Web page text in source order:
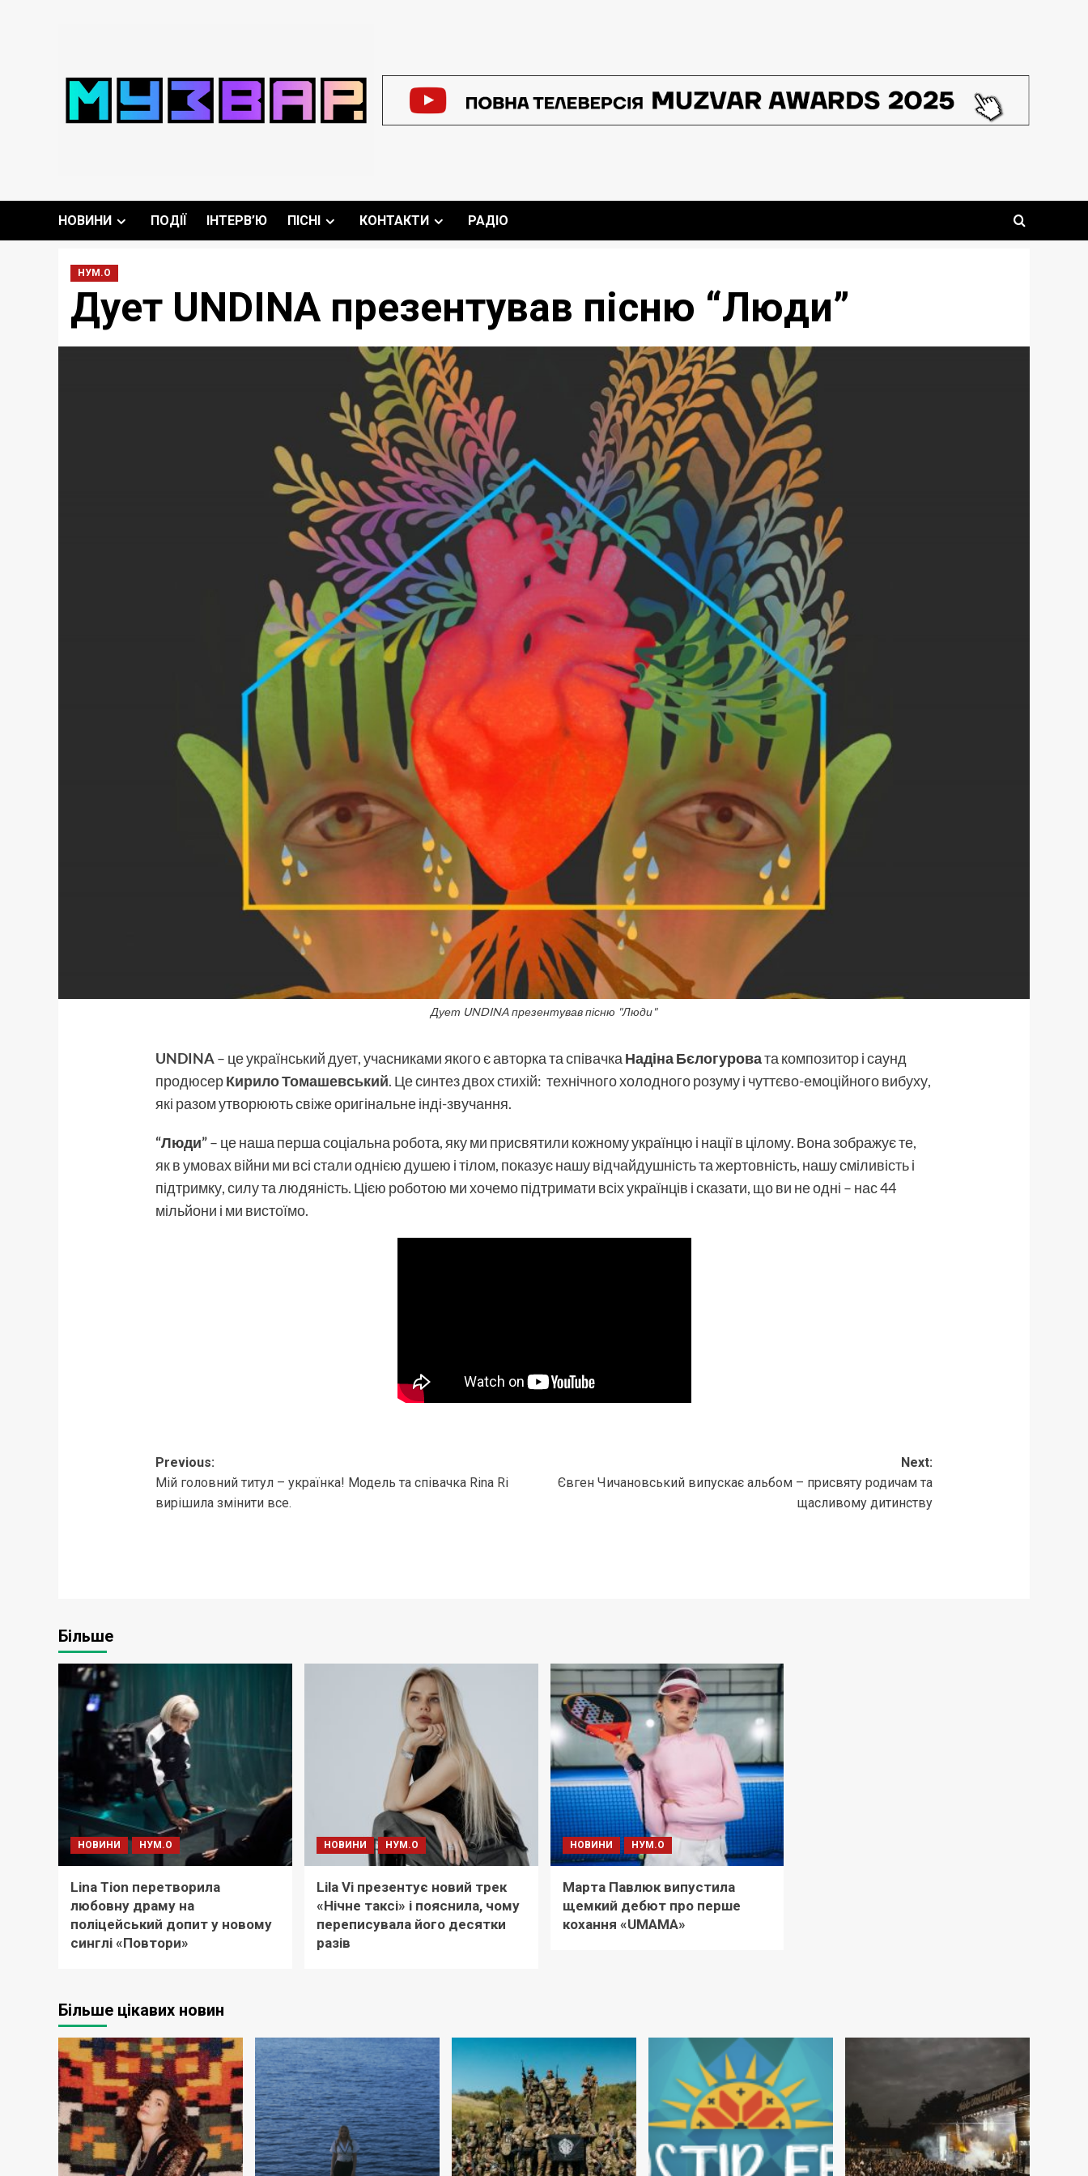
НОВИНИ ПОДІЇ ІНТЕРВ’Ю ПІСНІ КОНТАКТИ РАДІО
НУМ.О
Дует UNDINA презентував пісню “Люди”
Дует UNDINA презентував пісню "Люди"
UNDINA– це український дует, учасниками якого є авторка та співачка Надіна Бєлогуровата композитор і саунд
продюсерКирило Томашевський. Це синтез двох стихій: технічного холодного розуму і чуттєво-емоційного вибуху,
які разом утворюють свіже оригінальне інді-звучання.
“Люди”– це наша перша соціальна робота, яку ми присвятили кожному українцю і нації в цілому. Вона зображує те,
як в умовах війни ми всі стали однією душею і тілом, показує нашу відчайдушність та жертовність, нашу сміливість і
підтримку, силу та людяність. Цією роботою ми хочемо підтримати всіх українців і сказати, що ви не одні – нас 44
мільйони і ми вистоїмо.
Post
navigation
Previous:
Мій головний титул – українка! Модель та співачка Rina Ri
вирішила змінити все.
Next:
Євген Чичановський випускає альбом – присвяту родичам та
щасливому дитинству
Більше
НОВИНИ НУМ.О
Lina Tion перетворила
любовну драму на
поліцейський допит у новому
синглі «Повтори»
НОВИНИ НУМ.О
Lila Vi презентує новий трек
«Нічне таксі» і пояснила, чому
переписувала його десятки
разів
НОВИНИ НУМ.О
Марта Павлюк випустила
щемкий дебют про перше
кохання «UМАМА»
Більше цікавих новин